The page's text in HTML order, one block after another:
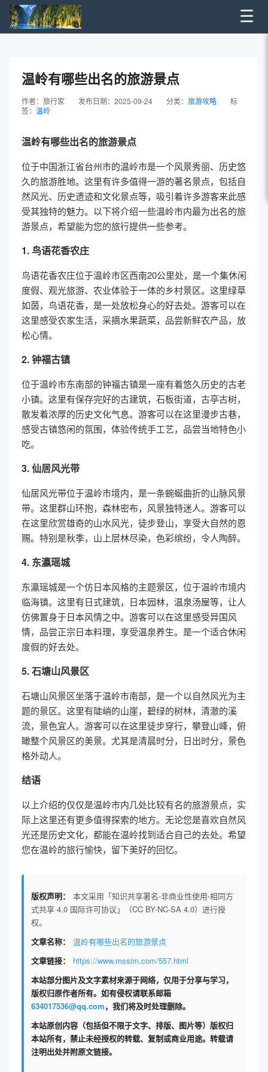
☰
温岭有哪些出名的旅游景点
作者：旅行家 发布日期：2025-09-24 分类： 旅游攻略
标
签： 温岭
温岭有哪些出名的旅游景点
位于中国浙江省台州市的温岭市是一个风景秀丽、历史悠
久的旅游胜地。这里有许多值得一游的著名景点，包括自
然风光、历史遗迹和文化景点等，吸引着许多游客来此感
受其独特的魅力。以下将介绍一些温岭市内最为出名的旅
游景点，希望能为您的旅行提供一些参考。
1. 鸟语花香农庄
鸟语花香农庄位于温岭市区西南20公里处，是一个集休闲
度假、观光旅游、农业体验于一体的乡村景区。这里绿草
如茵，鸟语花香，是一处放松身心的好去处。游客可以在
这里感受农家生活，采摘水果蔬菜，品尝新鲜农产品，放
松心情。
2. 钟福古镇
位于温岭市东南部的钟福古镇是一座有着悠久历史的古老
小镇。这里有保存完好的古建筑，石板街道，古亭古树，
散发着浓厚的历史文化气息。游客可以在这里漫步古巷，
感受古镇悠闲的氛围，体验传统手工艺，品尝当地特色小
吃。
3. 仙居风光带
仙居风光带位于温岭市境内，是一条蜿蜒曲折的山脉风景
带。这里群山环抱，森林密布，风景独特迷人。游客可以
在这里欣赏雄奇的山水风光，徒步登山，享受大自然的恩
赐。特别是秋季，山上层林尽染，色彩缤纷，令人陶醉。
4. 东瀛瑶城
东瀛瑶城是一个仿日本风格的主题景区，位于温岭市境内
临海镇。这里有日式建筑，日本园林，温泉汤屋等，让人
仿佛置身于日本风情之中。游客可以在这里感受异国风
情，品尝正宗日本料理，享受温泉养生。是一个适合休闲
度假的好去处。
5. 石塘山风景区
石塘山风景区坐落于温岭市南部，是一个以自然风光为主
题的景区。这里有陡峭的山崖，碧绿的树林，清澈的溪
流，景色宜人。游客可以在这里徒步穿行，攀登山峰，俯
瞰整个风景区的美景。尤其是清晨时分，日出时分，景色
格外动人。
结语
以上介绍的仅仅是温岭市内几处比较有名的旅游景点，实
际上这里还有更多值得探索的地方。无论您是喜欢自然风
光还是历史文化，都能在温岭找到适合自己的去处。希望
您在温岭的旅行愉快，留下美好的回忆。
版权声明：
本文采用「知识共享署名-非商业性使用-相同方
式共享 4.0 国际许可协议」（CC BY-NC-SA 4.0）进行授
权。
文章名称：
温岭有哪些出名的旅游景点
文章链接：
https://www.mssim.com/557.html
本站部分图片及文字素材来源于网络，仅用于分享与学习，
版权归原作者所有。如有侵权请联系邮箱
634017536@qq.com，我们将及时处理删除。
本站原创内容（包括但不限于文字、排版、图片等）版权归
本站所有，禁止未经授权的转载、复制或商业用途。转载请
注明出处并附原文链接。